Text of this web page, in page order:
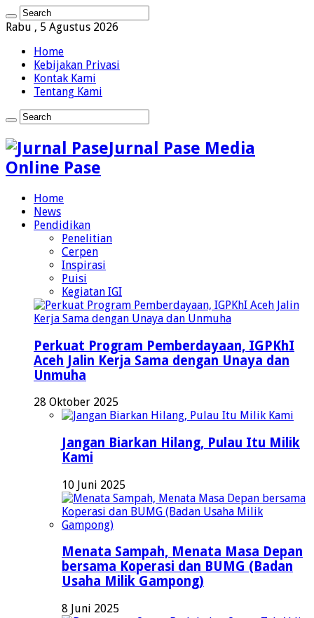
Rabu , 5 Agustus 2026
Home
Kebijakan Privasi
Kontak Kami
Tentang Kami
Jurnal Pase Media
Online Pase
Home
News
Pendidikan
Penelitian
Cerpen
Inspirasi
Puisi
Kegiatan IGI
Perkuat Program Pemberdayaan, IGPKhI
Aceh Jalin Kerja Sama dengan Unaya dan
Unmuha
28 Oktober 2025
Jangan Biarkan Hilang, Pulau Itu Milik
Kami
10 Juni 2025
Menata Sampah, Menata Masa Depan
bersama Koperasi dan BUMG (Badan
Usaha Milik Gampong)
8 Juni 2025